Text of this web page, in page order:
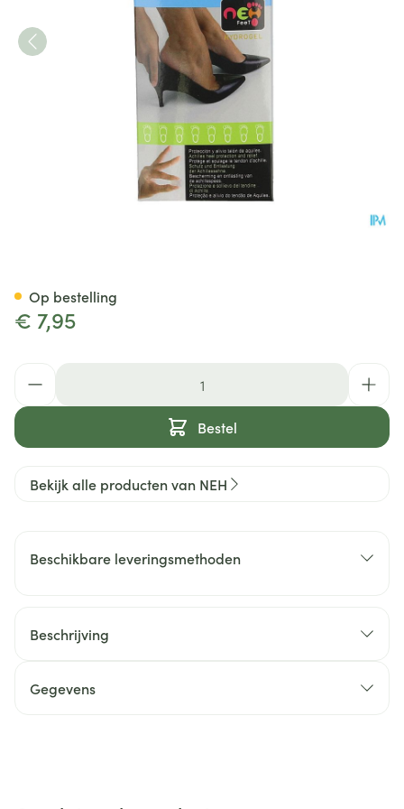
€ 7,95
Bestel
Op bestelling
Bekijk alle producten van NEH
Beschikbare leveringsmethoden
Beschrijving
Gegevens